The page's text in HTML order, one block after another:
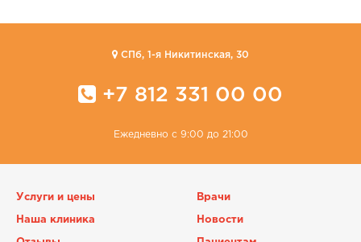
CПб, 1-я Никитинская, 30
+7 812 331 00 00
Ежедневно с 9:00 до 21:00
Услуги и цены Врачи
Наша клиника Новости